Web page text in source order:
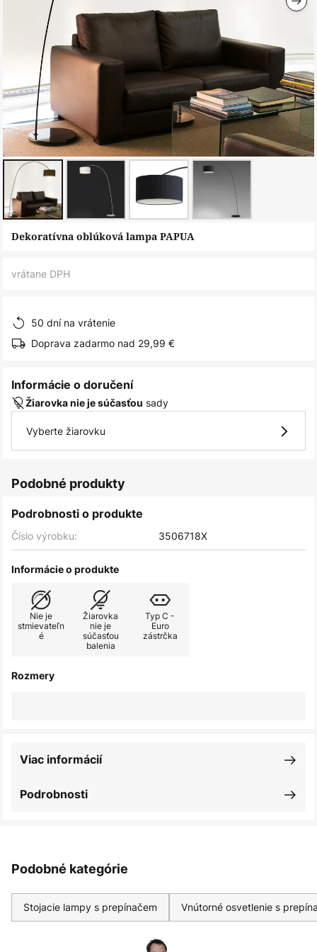
Preskočiť
Dekoratívna oblúková lampa PAPUA
vrátane DPH
50 dní na vrátenie
Doprava zadarmo nad 29,99 €
Informácie o doručení
Žiarovka nie je súčasťou sady
Vyberte žiarovku
Podobné produkty
Podrobnosti o produkte
Číslo výrobku: 3506718X
Informácie o produkte
Nie je
stmievateľn
é
Žiarovka
nie je
súčasťou
balenia
Typ C -
Euro
zástrčka
Rozmery
Podrobnosti
Viac informácií
Podobné kategórie
Stojacie lampy s prepínačem Vnútorné osvetlenie s